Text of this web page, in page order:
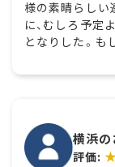
様の素晴らしい
に、むしろ予定
となりした。も
横浜
評価: